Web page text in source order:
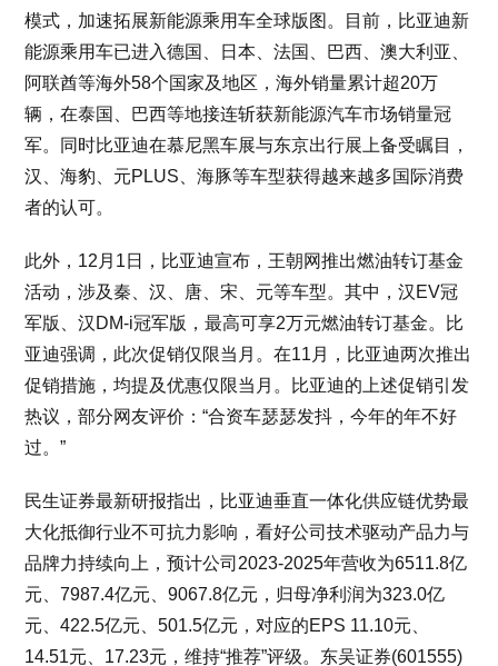
模式，加速拓展新能源乘用车全球版图。目前，比亚迪新
能源乘用车已进入德国、日本、法国、巴西、澳大利亚、
阿联酋等海外58个国家及地区，海外销量累计超20万
辆，在泰国、巴西等地接连斩获新能源汽车市场销量冠
军。同时比亚迪在慕尼黑车展与东京出行展上备受瞩目，
汉、海豹、元PLUS、海豚等车型获得越来越多国际消费
者的认可。
此外，12月1日，比亚迪宣布，王朝网推出燃油转订基金
活动，涉及秦、汉、唐、宋、元等车型。其中，汉EV冠
军版、汉DM-i冠军版，最高可享2万元燃油转订基金。比
亚迪强调，此次促销仅限当月。在11月，比亚迪两次推出
促销措施，均提及优惠仅限当月。比亚迪的上述促销引发
热议，部分网友评价：“合资车瑟瑟发抖，今年的年不好
过。”
民生证券最新研报指出，比亚迪垂直一体化供应链优势最
大化抵御行业不可抗力影响，看好公司技术驱动产品力与
品牌力持续向上，预计公司2023-2025年营收为6511.8亿
元、7987.4亿元、9067.8亿元，归母净利润为323.0亿
元、422.5亿元、501.5亿元，对应的EPS 11.10元、
14.51元、17.23元，维持“推荐”评级。东吴证券(601555)